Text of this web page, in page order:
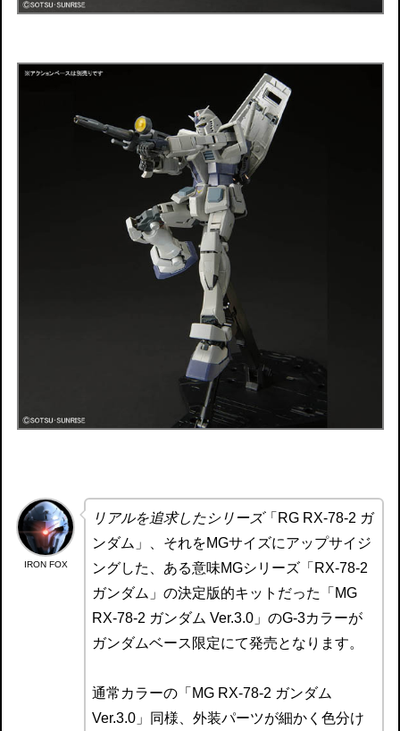
IRON FOX
リアルを追求したシリーズ「RG RX-78-2 ガ
ンダム」、それをMGサイズにアップサイジ
ングした、ある意味MGシリーズ「RX-78-2
ガンダム」の決定版的キットだった「MG
RX-78-2 ガンダム Ver.3.0」のG-3カラーが
ガンダムベース限定にて発売となります。
通常カラーの「MG RX-78-2 ガンダム
Ver.3.0」同様、外装パーツが細かく色分け